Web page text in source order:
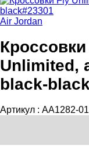
Air Jordan
Unlimited,
black-black
Артикул : AA1282-